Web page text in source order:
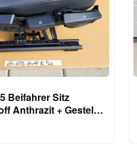
Beifahrer Sitz
Anthrazit + Gestell